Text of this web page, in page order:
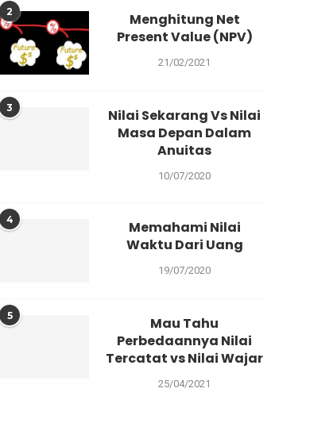
2
Menghitung Net
Present Value (NPV)
21/02/2021
3
Nilai Sekarang Vs Nilai
Masa Depan Dalam
Anuitas
10/07/2020
4
Memahami Nilai
Waktu Dari Uang
19/07/2020
5
Mau Tahu
Perbedaannya Nilai
Tercatat vs Nilai Wajar
25/04/2021